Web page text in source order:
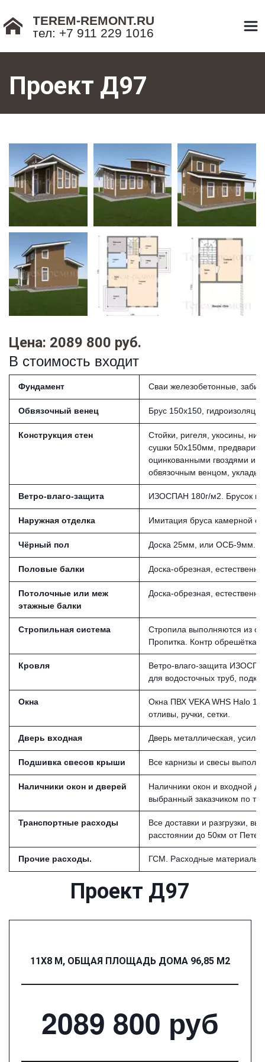
TEREM-REMONT.RU
тел: +7 911 229 1016
Проект Д97
Цена: 2089 800 руб.
В стоимость входит
Фундамент Сваи железобетонные,
Обвязочный венец Брус 150х150,
Конструкция стен
Стойки, ригеля, укосины,
сушки 50х150мм,
оцинкованными гвоздями и
обвязочным венцом,
Ветро-влаго-защита ИЗОСПАН 180г/м2. Брусок из
Наружная отделка Имитация бруса камерной
Чёрный пол Доска 25мм, или ОСБ-
Половые балки Доска-обрезная,
Потолочные или меж
этажные балки
Доска-обрезная,
Стропильная система
Стропила выполняются из
Пропитка. Контр обрешётка
Кровля
Ветро-влаго-защита
для водосточных труб,
Окна
Окна ПВХ VEKA WHS Halo
отливы, ручки, сетки.
Дверь входная Дверь металлическая,
Подшивка свесов крыши Все карнизы и свесы
Наличники окон и дверей
Наличники окон и входной
выбранный заказчиком по
Транспортные расходы
Все доставки и разгрузки,
расстоянии до 50км от
Прочие расходы. ГСМ. Расходные материалы
Проект Д97
11Х8 М, ОБЩАЯ ПЛОЩАДЬ ДОМА 96,85 М2
2089 800 руб